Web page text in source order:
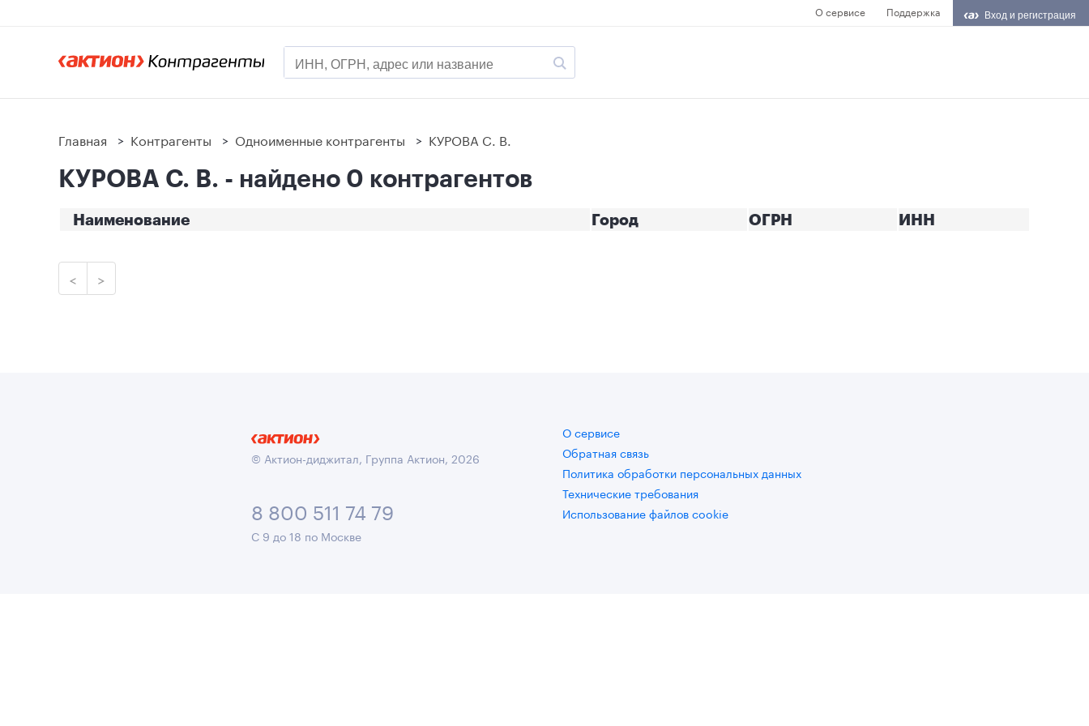
О сервисе Поддержка Вход и регистрация
Главная > Контрагенты > Одноименные контрагенты > КУРОВА С. В.
КУРОВА С. В. - найдено 0 контрагентов
Наименование Город ОГРН ИНН
< >
© Актион-диджитал, Группа Актион, 2026
8 800 511 74 79
С 9 до 18 по Москве
О сервисе
Обратная связь
Политика обработки персональных данных
Технические требования
Использование файлов cookie